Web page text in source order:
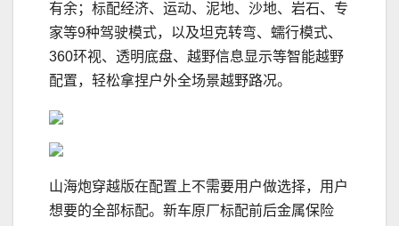
有余；标配经济、运动、泥地、沙地、岩石、专
家等9种驾驶模式，以及坦克转弯、蠕行模式、
360环视、透明底盘、越野信息显示等智能越野
配置，轻松拿捏户外全场景越野路况。
山海炮穿越版在配置上不需要用户做选择，用户
想要的全部标配。新车原厂标配前后金属保险